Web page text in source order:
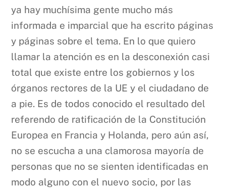
ya hay muchísima gente mucho más
informada e imparcial que ha escrito páginas
y páginas sobre el tema. En lo que quiero
llamar la atención es en la desconexión casi
total que existe entre los gobiernos y los
órganos rectores de la UE y el ciudadano de
a pie. Es de todos conocido el resultado del
referendo de ratificación de la Constitución
Europea en Francia y Holanda, pero aún así,
no se escucha a una clamorosa mayoría de
personas que no se sienten identificadas en
modo alguno con el nuevo socio, por las